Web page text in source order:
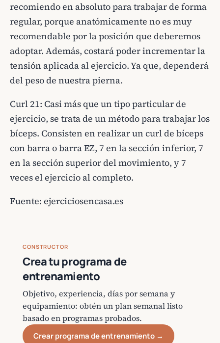
recomiendo en absoluto para trabajar de forma
regular, porque anatómicamente no es muy
recomendable por la posición que deberemos
adoptar. Además, costará poder incrementar la
tensión aplicada al ejercicio. Ya que, dependerá
del peso de nuestra pierna.
Curl 21: Casi más que un tipo particular de
ejercicio, se trata de un método para trabajar los
bíceps. Consisten en realizar un curl de bíceps
con barra o barra EZ, 7 en la sección inferior, 7
en la sección superior del movimiento, y 7
veces el ejercicio al completo.
Fuente: ejerciciosencasa.es
CONSTRUCTOR
Crea tu programa de
entrenamiento
Objetivo, experiencia, días por semana y
equipamiento: obtén un plan semanal listo
basado en programas probados.
Crear programa de entrenamiento →